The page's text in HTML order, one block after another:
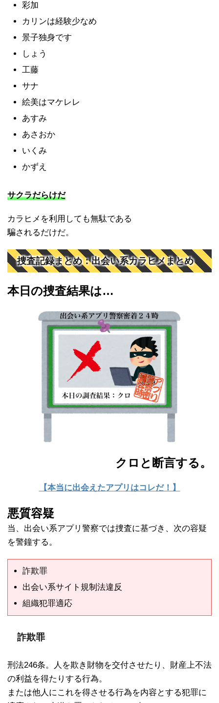
彩加
カリンは経験少なめ
景子独身です
しょう
工藤
サナ
絵美はマケレレ
あすみ
あさおか
いくみ
かずえ
サクラだらけだ
カラヒメを利用しても無駄である
騙されるだけだ。
捜査記録まとめ：出会い系カラヒメまとめ
本日の捜査結果は…
クロと断言する。
【本当に出会えたアプリはコレだ！】
悪質容疑
当、出会い系アプリ警察では捜査に基づき、次の容疑
を警鐘する。
詐欺罪
出会い系サイト規制法違反
組織犯罪適応
詐欺罪
刑法246条。人を欺き財物を交付させたり、財産上不法
の利益を得たりする行為。
または他人にこれを得させる行為を内容とする犯罪に